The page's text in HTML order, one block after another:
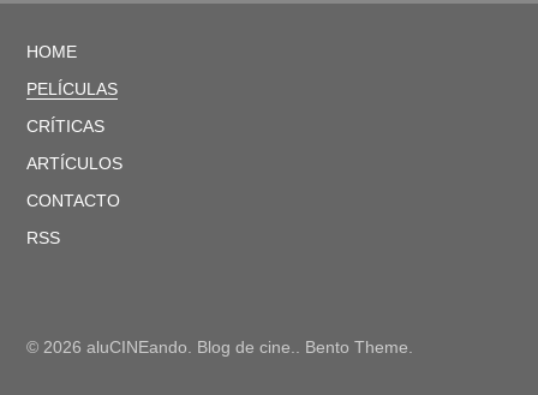
HOME
PELÍCULAS
CRÍTICAS
ARTÍCULOS
CONTACTO
RSS
© 2026 aluCINEando. Blog de cine.. Bento Theme.